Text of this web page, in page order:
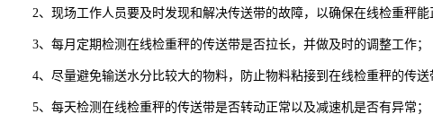
2、现场工作人员要及时发现和解决传送带的故障，以确保在线检重秤能
3、每月定期检测在线检重秤的传送带是否拉长，并做及时的调整工作；
4、尽量避免输送水分比较大的物料，防止物料粘接到在线检重秤的传
5、每天检测在线检重秤的传送带是否转动正常以及减速机是否有异常；